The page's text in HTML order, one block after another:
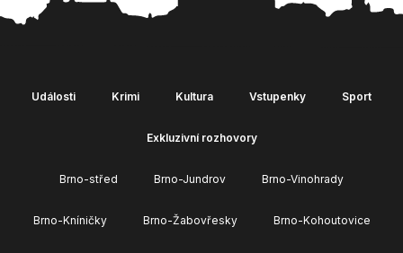
Události Krimi Kultura Vstupenky Sport
Exkluzivní rozhovory
Brno-střed Brno-Jundrov Brno-Vinohrady
Brno-Kníničky Brno-Žabovřesky Brno-Kohoutovice